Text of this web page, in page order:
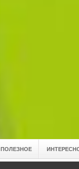
ПОЛЕЗНОЕ